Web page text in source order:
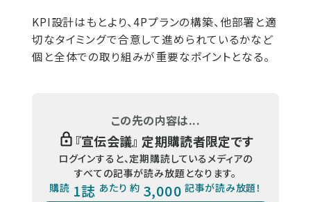
KPI設計はもとより、4Pプランの構築、他部署と適
切なタイミングで合意して進められているかなど
個と全体での取り組みが重要なポイントとなる。
この先の内容は...
『宣伝会議』 定期購読者限定です
ログインすると、定期購読しているメディアの
すべての記事が読み放題となります。
購読 1誌 あたり 約 3,000 記事が読み放題！